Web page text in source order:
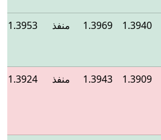
1.3940
1.3969 منفذ 1.3953
1.3909
1.3943 منفذ 1.3924